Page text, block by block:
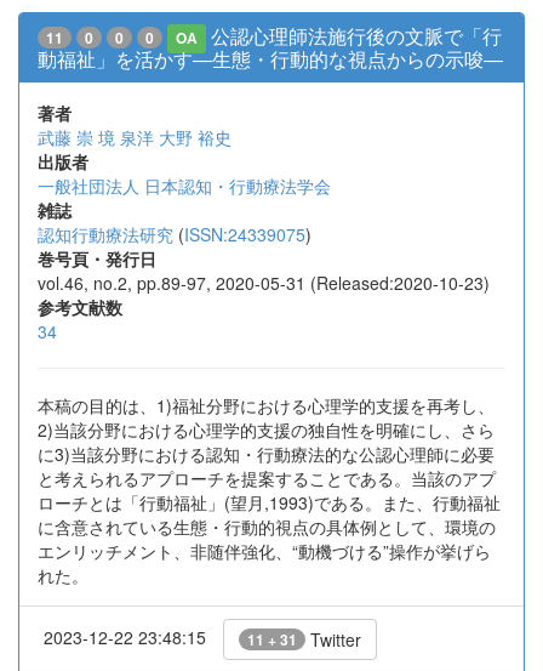
11 0 0 0 OA
公認心理師法施行後の文脈で「行
動福祉」を活かす―生態・行動的な視点からの示唆―
著者
武藤 崇 境 泉洋 大野 裕史
出版者
一般社団法人 日本認知・行動療法学会
雑誌
認知行動療法研究 (ISSN:24339075)
巻号頁・発行日
vol.46, no.2, pp.89-97, 2020-05-31 (Released:2020-10-23)
参考文献数
34
本稿の目的は、1)福祉分野における心理学的支援を再考し、
2)当該分野における心理学的支援の独自性を明確にし、さら
に3)当該分野における認知・行動療法的な公認心理師に必要
と考えられるアプローチを提案することである。当該のアプ
ローチとは「行動福祉」(望月,1993)である。また、行動福祉
に含意されている生態・行動的視点の具体例として、環境の
エンリッチメント、非随伴強化、“動機づける”操作が挙げら
れた。
2023-12-22 23:48:15 11 + 31 Twitter